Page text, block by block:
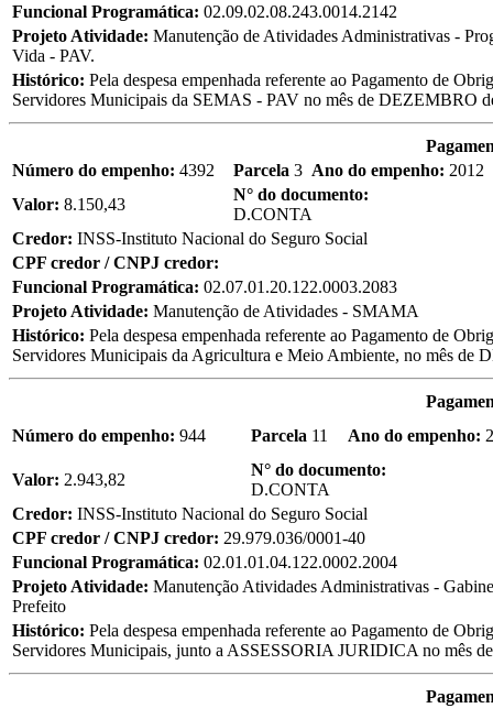
Funcional Programática: 02.09.02.08.243.0014.2142
Projeto Atividade: Manutenção de Atividades Administrativas -
Vida - PAV.
Histórico: Pela despesa empenhada referente ao Pagamento de
Servidores Municipais da SEMAS - PAV no mês de DEZEMBRO
Número do empenho: 4392 Parcela 3 Ano do empenho: 2012
Valor: 8.150,43
N° do documento:
D.CONTA
Credor: INSS-Instituto Nacional do Seguro Social
CPF credor / CNPJ credor:
Funcional Programática: 02.07.01.20.122.0003.2083
Projeto Atividade: Manutenção de Atividades - SMAMA
Histórico: Pela despesa empenhada referente ao Pagamento de
Servidores Municipais da Agricultura e Meio Ambiente, no mês de
Número do empenho: 944 Parcela 11 Ano do empenho:
Valor: 2.943,82
N° do documento:
D.CONTA
Credor: INSS-Instituto Nacional do Seguro Social
CPF credor / CNPJ credor: 29.979.036/0001-40
Funcional Programática: 02.01.01.04.122.0002.2004
Projeto Atividade: Manutenção Atividades Administrativas -
Prefeito
Histórico: Pela despesa empenhada referente ao Pagamento de
Servidores Municipais, junto a ASSESSORIA JURIDICA no mês